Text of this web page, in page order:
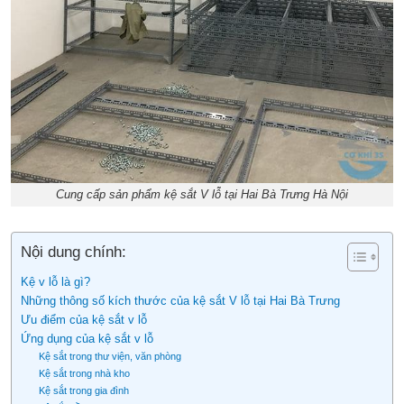
Cung cấp sản phẩm kệ sắt V lỗ tại Hai Bà Trưng Hà Nội
Nội dung chính:
Kệ v lỗ là gì?
Những thông số kích thước của kệ sắt V lỗ tại Hai Bà Trưng
Ưu điểm của kệ sắt v lỗ
Ứng dụng của kệ sắt v lỗ
Kệ sắt trong thư viện, văn phòng
Kệ sắt trong nhà kho
Kệ sắt trong gia đình